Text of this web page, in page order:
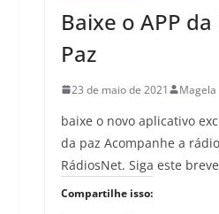
Baixe o APP
Paz
23 de maio de 2021 Magela
baixe o novo aplicativo
da paz Acompanhe a
RádiosNet. Siga este breve
Compartilhe isso: